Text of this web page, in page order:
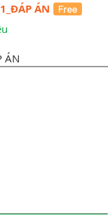
ÁN
ÁN